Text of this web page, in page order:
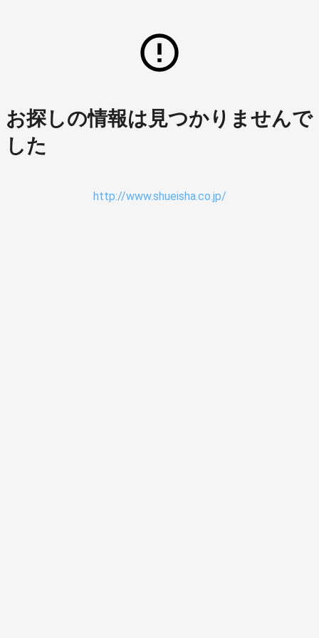
お探しの情報は見つかりませんで
した
http://www.shueisha.co.jp/